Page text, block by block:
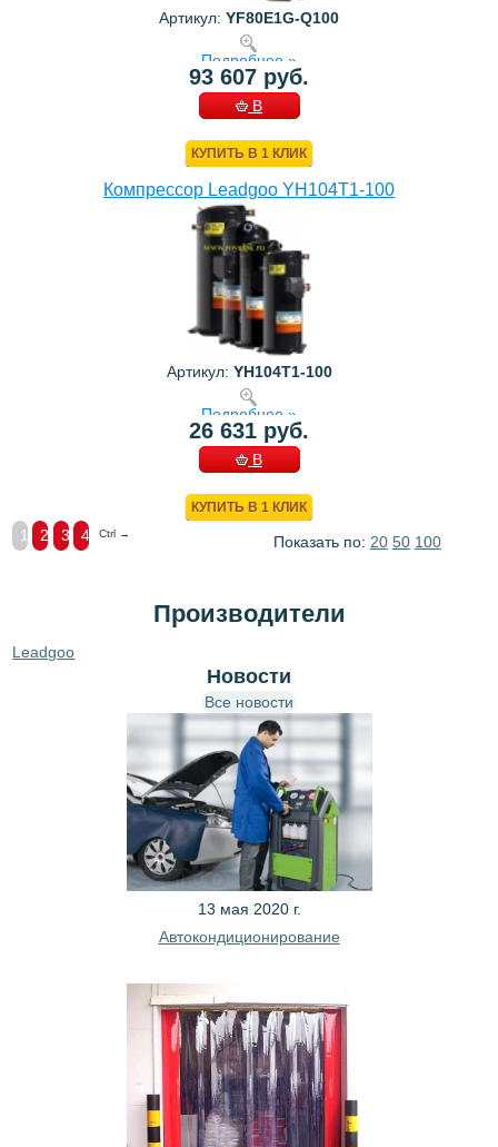
Артикул: YF80E1G-Q100
Подробнее »
93 607 руб.
В
КУПИТЬ В 1 КЛИК
Компрессор Leadgoo YH104T1-100
Артикул: YH104T1-100
Подробнее »
26 631 руб.
В
КУПИТЬ В 1 КЛИК
1 2 3 4 Ctrl → Показать по: 20 50 100
Производители
Leadgoo
Новости
Все новости
13 мая 2020 г.
Автокондиционирование